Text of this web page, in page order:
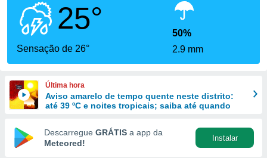
fornecidas
a este
das
e
forma
digital
25°
Sensação de 26°
50%
2.9 mm
Última hora
Aviso amarelo de tempo quente neste distrito:
até 39 ºC e noites tropicais; saiba até quando
Descarregue GRÁTIS a app da
Meteored!
Instalar